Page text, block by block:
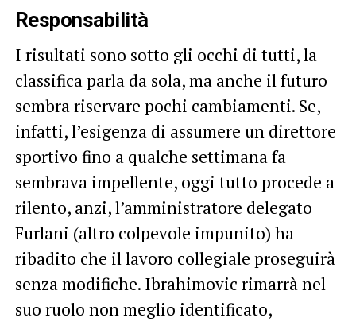
Responsabilità
I risultati sono sotto gli occhi di tutti, la
classifica parla da sola, ma anche il futuro
sembra riservare pochi cambiamenti. Se,
infatti, l’esigenza di assumere un direttore
sportivo fino a qualche settimana fa
sembrava impellente, oggi tutto procede a
rilento, anzi, l’amministratore delegato
Furlani (altro colpevole impunito) ha
ribadito che il lavoro collegiale proseguirà
senza modifiche. Ibrahimovic rimarrà nel
suo ruolo non meglio identificato,